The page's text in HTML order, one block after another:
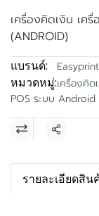
เครื่องคิดเงิน เครื่
(ANDROID)
แบรนด์: Easyprint
หมวดหมู่:เครื่องคิด
POS ระบบ Android
แชร์
รายละเอียดสิน